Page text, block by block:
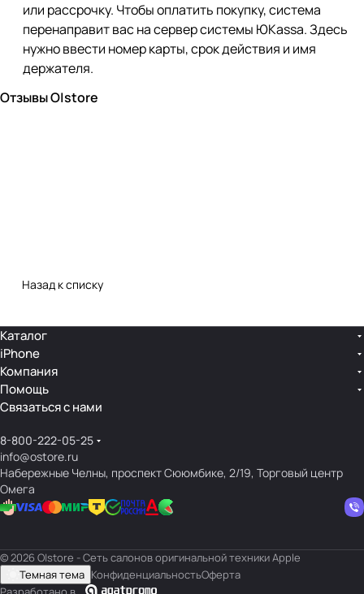
или рассрочку. Чтобы оплатить покупку, система
перенаправит вас на сервер системы ЮKassa. Здесь
нужно ввести номер карты, срок действия и имя
держателя.
Отзывы O|store
Назад к списку
Каталог
iPhone
Компания
Помощь
Связаться с нами
8-800-222-05-25
info@ostore.ru
Набережные Челны, проспект Сююмбике, 2/19, Торговый центр
Омега
© 2026 O|store - Сеть салонов оригинальной техники Apple
Темная тема КонфиденциальностьОферта